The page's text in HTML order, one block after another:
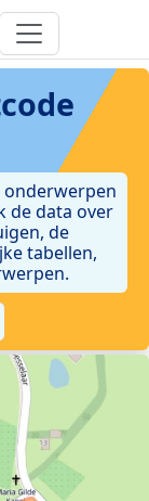
onderwerpen
de data over
de
tabellen,